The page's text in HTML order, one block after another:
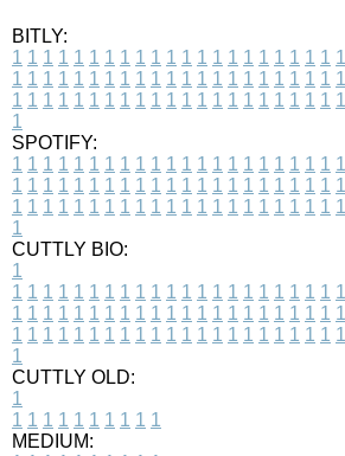
BITLY:
1 1 1 1 1 1 1 1 1 1 1 1 1 1 1 1 1 1 1 1 1 1
1 1 1 1 1 1 1 1 1 1 1 1 1 1 1 1 1 1 1 1 1 1
1 1 1 1 1 1 1 1 1 1 1 1 1 1 1 1 1 1 1 1 1 1
1
SPOTIFY:
1 1 1 1 1 1 1 1 1 1 1 1 1 1 1 1 1 1 1 1 1 1
1 1 1 1 1 1 1 1 1 1 1 1 1 1 1 1 1 1 1 1 1 1
1 1 1 1 1 1 1 1 1 1 1 1 1 1 1 1 1 1 1 1 1 1
1
CUTTLY BIO:
1
1 1 1 1 1 1 1 1 1 1 1 1 1 1 1 1 1 1 1 1 1 1
1 1 1 1 1 1 1 1 1 1 1 1 1 1 1 1 1 1 1 1 1 1
1 1 1 1 1 1 1 1 1 1 1 1 1 1 1 1 1 1 1 1 1 1
1
CUTTLY OLD:
1
1 1 1 1 1 1 1 1 1 1
MEDIUM: